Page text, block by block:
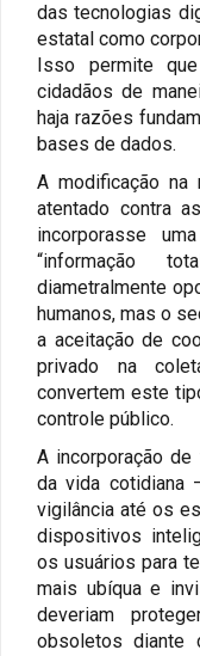
das tecnologias
estatal como
Isso permite
cidadãos de
haja razões
bases de dados.
A modificação na
atentado contra
incorporasse
“informação
diametralmente
humanos, mas o
a aceitação de
privado na
convertem este
controle público.
A incorporação
da vida cotidiana
vigilância até os
dispositivos
os usuários para
mais ubíqua e
deveriam
obsoletos diante